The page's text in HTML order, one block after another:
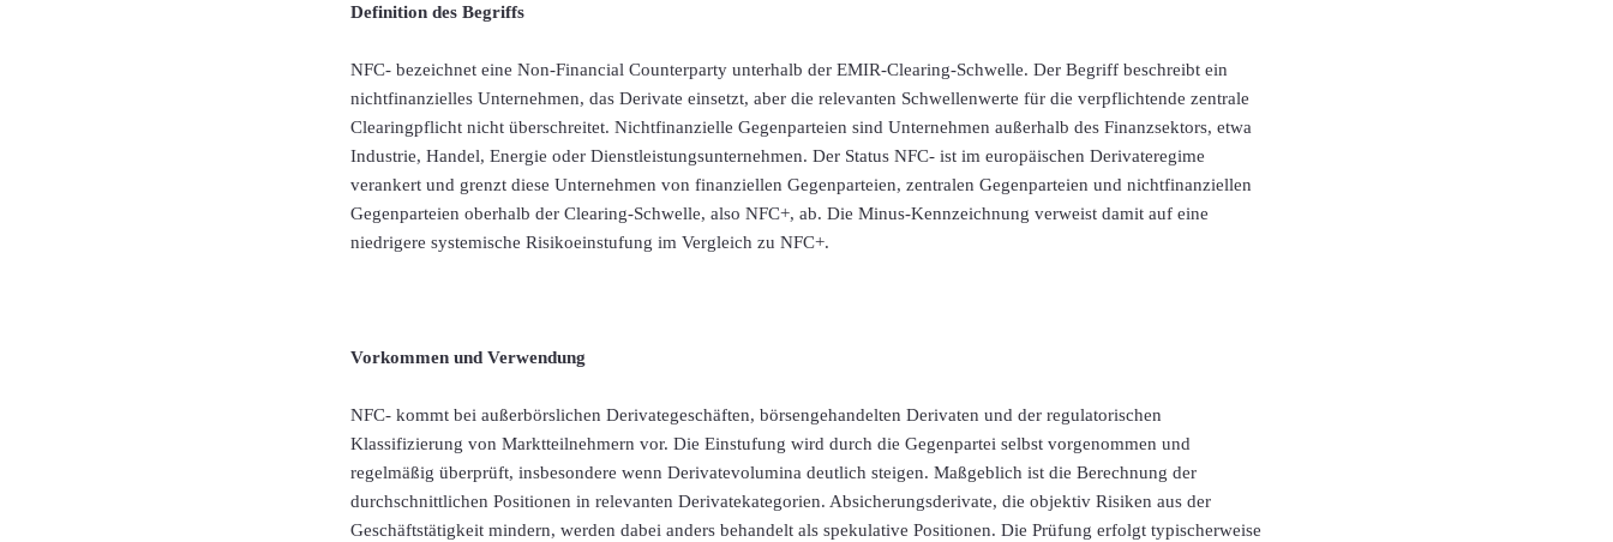
Definition des Begriffs
NFC- bezeichnet eine Non-Financial Counterparty unterhalb der EMIR-Clearing-Schwelle. Der Begriff beschreibt ein
nichtfinanzielles Unternehmen, das Derivate einsetzt, aber die relevanten Schwellenwerte für die verpflichtende zentrale
Clearingpflicht nicht überschreitet. Nichtfinanzielle Gegenparteien sind Unternehmen außerhalb des Finanzsektors, etwa
Industrie, Handel, Energie oder Dienstleistungsunternehmen. Der Status NFC- ist im europäischen Derivateregime
verankert und grenzt diese Unternehmen von finanziellen Gegenparteien, zentralen Gegenparteien und nichtfinanziellen
Gegenparteien oberhalb der Clearing-Schwelle, also NFC+, ab. Die Minus-Kennzeichnung verweist damit auf eine
niedrigere systemische Risikoeinstufung im Vergleich zu NFC+.
Vorkommen und Verwendung
NFC- kommt bei außerbörslichen Derivategeschäften, börsengehandelten Derivaten und der regulatorischen
Klassifizierung von Marktteilnehmern vor. Die Einstufung wird durch die Gegenpartei selbst vorgenommen und
regelmäßig überprüft, insbesondere wenn Derivatevolumina deutlich steigen. Maßgeblich ist die Berechnung der
durchschnittlichen Positionen in relevanten Derivatekategorien. Absicherungsderivate, die objektiv Risiken aus der
Geschäftstätigkeit mindern, werden dabei anders behandelt als spekulative Positionen. Die Prüfung erfolgt typischerweise